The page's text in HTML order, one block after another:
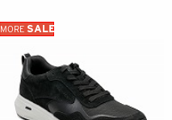
MORE SALE